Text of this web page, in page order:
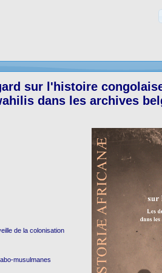
sur l'histoire
dans les archives
de la colonisation
musulmanes